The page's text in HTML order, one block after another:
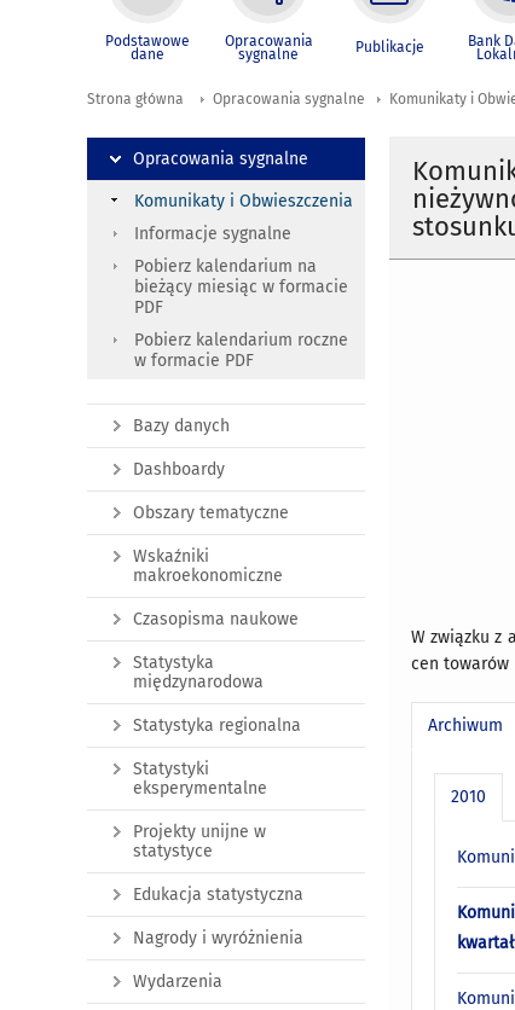
Podstawowe
dane
Opracowania
sygnalne Publikacje Bank
Strona główna Opracowania sygnalne Komunikaty i
W związku z
cen towarów
Archiwum
2010
Opracowania sygnalne
Komunikaty i Obwieszczenia
Informacje sygnalne
Pobierz kalendarium na
bieżący miesiąc w formacie
PDF
Pobierz kalendarium roczne
w formacie PDF
Bazy danych
Dashboardy
Obszary tematyczne
Wskaźniki
makroekonomiczne
Czasopisma naukowe
Statystyka
międzynarodowa
Statystyka regionalna
Statystyki
eksperymentalne
Projekty unijne w
statystyce
Edukacja statystyczna
Nagrody i wyróżnienia
Wydarzenia